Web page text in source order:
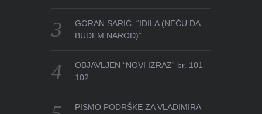
GORAN SARIĆ, “IDILA (NEĆU DA
BUDEM NAROD)”
OBJAVLJEN “NOVI IZRAZ” br. 101-
102
PISMO PODRŠKE ZA VLADIMIRA